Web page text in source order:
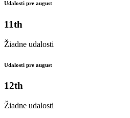
Udalosti pre august
11th
Žiadne udalosti
Udalosti pre august
12th
Žiadne udalosti